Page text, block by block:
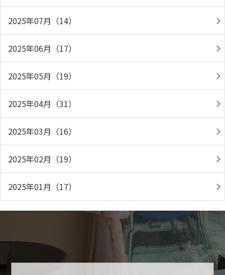
2025年07月（14）
2025年06月（17）
2025年05月（19）
2025年04月（31）
2025年03月（16）
2025年02月（19）
2025年01月（17）